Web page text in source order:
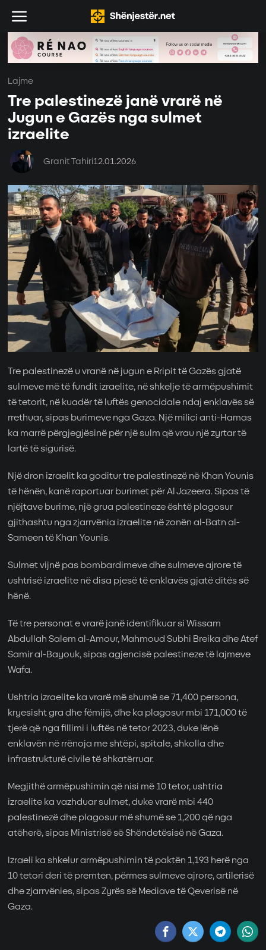
Lajme
Tre palestinezë janë vrarë në
Jugun e Gazës nga sulmet
izraelite
Granit Tahiri12.01.2026
Tre palestinezë u vranë në jugun e Rripit të Gazës gjatë
sulmeve më të fundit izraelite, në shkelje të armëpushimit
të tetorit, në kuadër të luftës genocidale ndaj enklavës së
rrethuar, sipas burimeve nga Gaza. Një milici anti-Hamas
ka marrë përgjegjësinë për një sulm që vrau një zyrtar të
lartë të sigurisë.
Një dron izraelit ka goditur tre palestinezë në Khan Younis
të hënën, kanë raportuar burimet për Al Jazeera. Sipas të
njëjtave burime, një grua palestineze është plagosur
gjithashtu nga zjarrvënia izraelite në zonën al-Batn al-
Sameen të Khan Younis.
Sulmet vijnë pas bombardimeve dhe sulmeve ajrore të
ushtrisë izraelite në disa pjesë të enklavës gjatë ditës së
hënë.
Të tre personat e vrarë janë identifikuar si Wissam
Abdullah Salem al-Amour, Mahmoud Subhi Breika dhe Atef
Samir al-Bayouk, sipas agjencisë palestineze të lajmeve
Wafa.
Ushtria izraelite ka vrarë më shumë se 71,400 persona,
kryesisht gra dhe fëmijë, dhe ka plagosur mbi 171,000 të
tjerë që nga fillimi i luftës në tetor 2023, duke lënë
enklavën në rrënoja me shtëpi, spitale, shkolla dhe
infrastrukturë civile të shkatërruar.
Megjithë armëpushimin që nisi më 10 tetor, ushtria
izraelite ka vazhduar sulmet, duke vrarë mbi 440
palestinezë dhe plagosur më shumë se 1,200 që nga
atëherë, sipas Ministrisë së Shëndetësisë në Gaza.
Izraeli ka shkelur armëpushimin të paktën 1,193 herë nga
10 tetori deri të premten, përmes sulmeve ajrore, artilerisë
dhe zjarrvënies, sipas Zyrës së Mediave të Qeverisë në
Gaza.